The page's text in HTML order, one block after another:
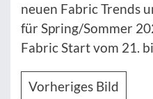
neuen Fabric Trends
für Spring/Sommer
Fabric Start vom 21.
Vorheriges Bild